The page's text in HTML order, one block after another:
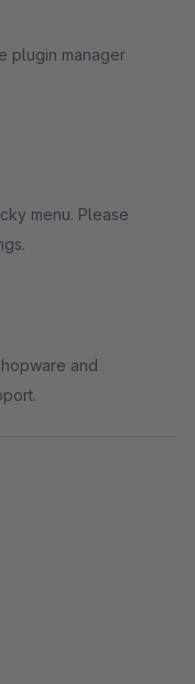
plugin manager
menu. Please
and